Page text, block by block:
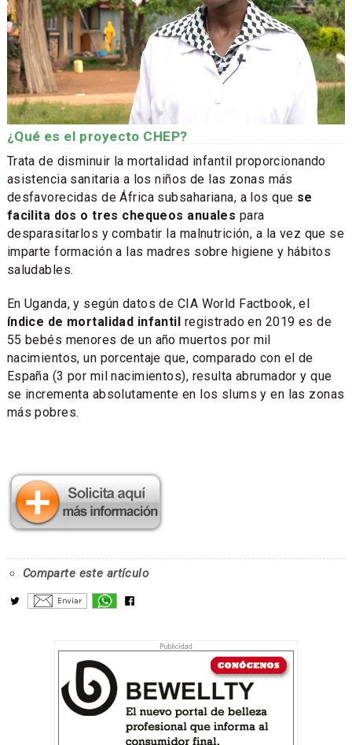
¿Qué es el proyecto CHEP?
Trata de disminuir la mortalidad infantil proporcionando
asistencia sanitaria a los niños de las zonas más
desfavorecidas de África subsahariana, a los que se
facilita dos o tres chequeos anuales para
desparasitarlos y combatir la malnutrición, a la vez que se
imparte formación a las madres sobre higiene y hábitos
saludables.
En Uganda, y según datos de CIA World Factbook, el
índice de mortalidad infantil registrado en 2019 es de
55 bebés menores de un año muertos por mil
nacimientos, un porcentaje que, comparado con el de
España (3 por mil nacimientos), resulta abrumador y que
se incrementa absolutamente en los slums y en las zonas
más pobres.
Comparte este artículo